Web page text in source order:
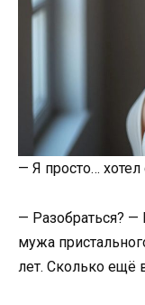
— Я просто…
— Разобраться? —
мужа
лет. Сколько ещё